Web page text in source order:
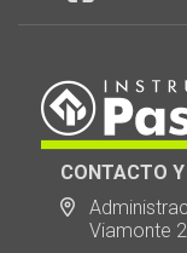
CONTACTO
Viamonte